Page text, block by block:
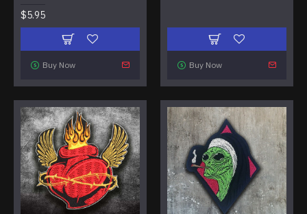
$5.95
Buy Now Buy Now